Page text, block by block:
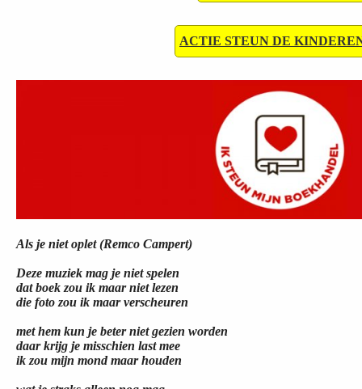
ACTIE STEUN DE
Als je niet oplet (Remco Campert)
Deze muziek mag je niet spelen
dat boek zou ik maar niet lezen
die foto zou ik maar verscheuren
met hem kun je beter niet gezien worden
daar krijg je misschien last mee
ik zou mijn mond maar houden